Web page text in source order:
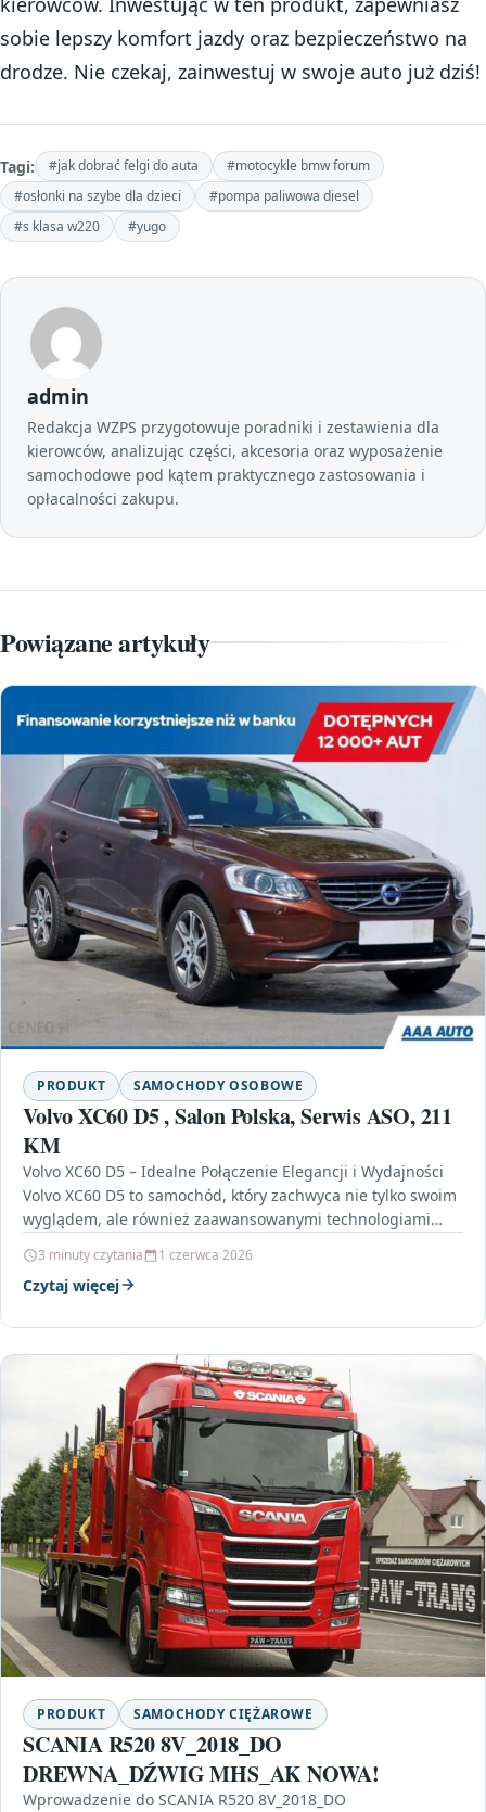
sobie lepszy komfort jazdy oraz bezpieczeństwo na
drodze. Nie czekaj, zainwestuj w swoje auto już dziś!
Tagi: #jak dobrać felgi do auta
#motocykle bmw forum
#osłonki na szybe dla dzieci
#pompa paliwowa diesel
#s klasa w220
#yugo
admin
Redakcja WZPS przygotowuje poradniki i zestawienia dla
kierowców, analizując części, akcesoria oraz wyposażenie
samochodowe pod kątem praktycznego zastosowania i
opłacalności zakupu.
Powiązane artykuły
PRODUKT SAMOCHODY OSOBOWE
Volvo XC60 D5 , Salon Polska, Serwis ASO, 211
KM
Volvo XC60 D5 – Idealne Połączenie Elegancji i Wydajności
Volvo XC60 D5 to samochód, który zachwyca nie tylko swoim
wyglądem, ale również zaawansowanymi technologiami…
3 minuty czytania 1 czerwca 2026
Czytaj więcej
PRODUKT SAMOCHODY CIĘŻAROWE
SCANIA R520 8V_2018_DO
DREWNA_DŹWIG MHS_AK NOWA!
Wprowadzenie do SCANIA R520 8V_2018_DO